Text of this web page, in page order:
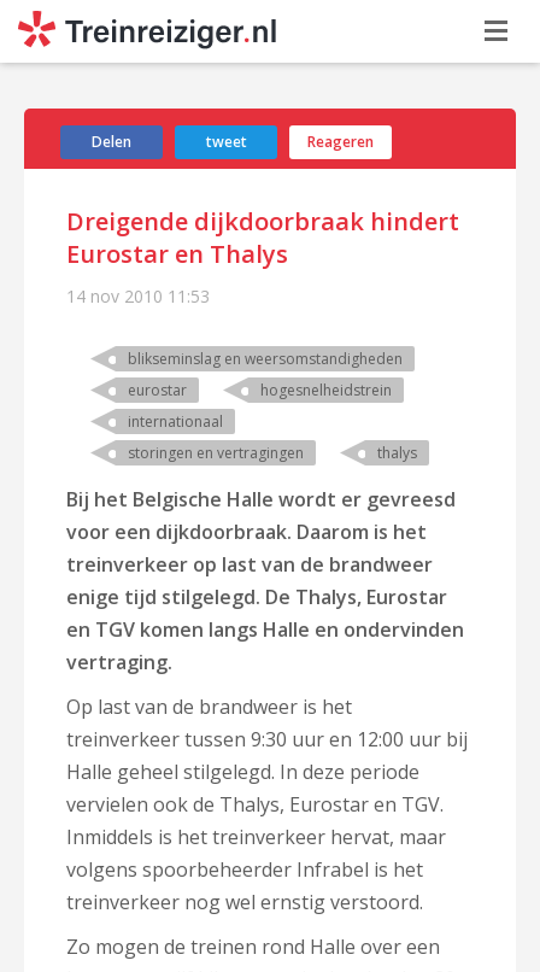
Delen tweet Reageren
Dreigende dijkdoorbraak hindert
Eurostar en Thalys
14 nov 2010 11:53
blikseminslag en weersomstandigheden
eurostar
hogesnelheidstrein
internationaal
storingen en vertragingen
thalys
Bij het Belgische Halle wordt er gevreesd
voor een dijkdoorbraak. Daarom is het
treinverkeer op last van de brandweer
enige tijd stilgelegd. De Thalys, Eurostar
en TGV komen langs Halle en ondervinden
vertraging.
Op last van de brandweer is het
treinverkeer tussen 9:30 uur en 12:00 uur bij
Halle geheel stilgelegd. In deze periode
vervielen ook de Thalys, Eurostar en TGV.
Inmiddels is het treinverkeer hervat, maar
volgens spoorbeheerder Infrabel is het
treinverkeer nog wel ernstig verstoord.
Zo mogen de treinen rond Halle over een